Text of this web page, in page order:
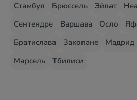
Стамбул
Брюссель Эйлат
Сентендре
Варшава Осло
Братислава
Закопане Мадрид
Марсель
Тбилиси